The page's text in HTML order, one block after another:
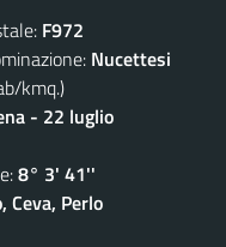
F972
Nucettesi
kmq.)
- 22 luglio
8° 3' 41''
Ceva, Perlo